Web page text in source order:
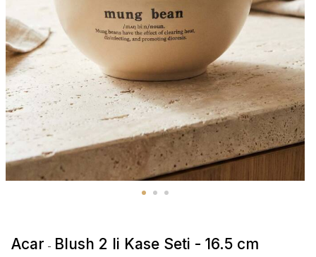
Acar - Blush 2 li Kase Seti - 16.5 cm